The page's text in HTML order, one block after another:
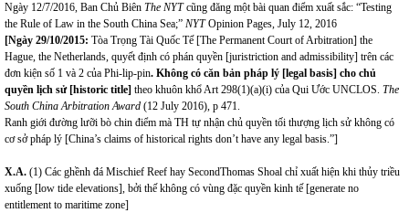
Ngày 12/7/2016, Ban Chủ Biên The NYTcũng đăng một bài quan điểm xuất sắc: “Testing
the Rule of Law in the South China Sea;” NYTOpinion Pages, July 12, 2016
[Ngày 29/10/2015: Tòa Trọng Tài Quốc Tế [The Permanent Court of Arbitration] the
Hague, the Netherlands, quyết định có phán quyền [juristriction and admissibility] trên các
đơn kiện số 1 và 2 của Phi-lip-pin. Không có căn bản pháp lý [legal basis] cho chủ
quyền lịch sử [historic title] theo khuôn khổ Art 298(1)(a)(i) của Qui Ước UNCLOS. The
South China Arbitration Award (12 July 2016), p 471.
Ranh giới đường lưỡi bò chin điểm mà TH tự nhận chủ quyền tối thượng lịch sử không có
cơ sở pháp lý [China’s claims of historical rights don’t have any legal basis.”]
X.A. (1) Các ghềnh đá Mischief Reef hay SecondThomas Shoal chỉ xuất hiện khi thủy triều
xuống [low tide elevations], bởi thế không có vùng đặc quyền kinh tế [generate no
entitlement to maritime zone]